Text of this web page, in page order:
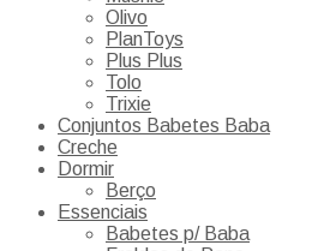
Olivo
PlanToys
Plus Plus
Tolo
Trixie
Conjuntos Babetes Baba
Creche
Dormir
Berço
Essenciais
Babetes p/ Baba